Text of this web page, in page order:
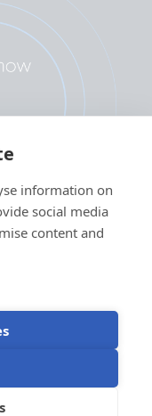
information on
social media
content and
Energy 2026